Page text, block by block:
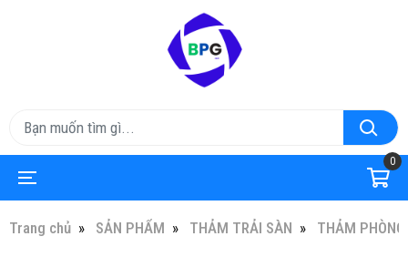
0
Trang chủ SẢN PHẨM THẢM TRẢI SÀN THẢM